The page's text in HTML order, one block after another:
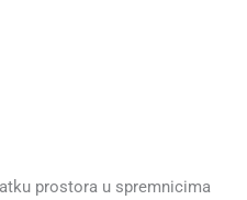
prostora u spremnicima